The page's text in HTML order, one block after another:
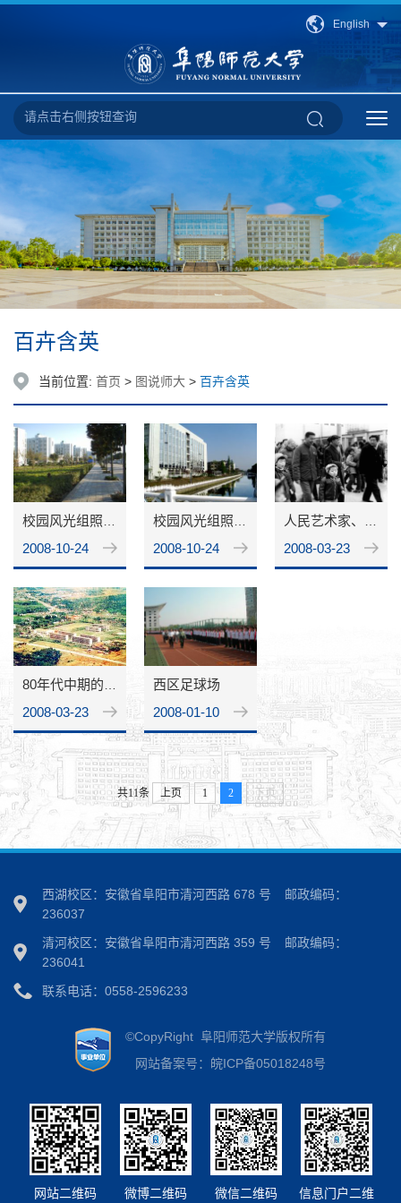
English
百卉含英
当前位置: 首页 > 图说师大 > 百卉含英
2008-10-24 2008-10-24 2008-03-23
80年代中期的校园
2008-03-23
西区足球场
2008-01-10
共11条 上页 1 2 下页
西湖校区：安徽省阜阳市清河西路 678 号
邮政编码：
236037
清河校区：安徽省阜阳市清河西路 359 号
邮政编码：
236041
联系电话：0558-2596233
©CopyRight 阜阳师范大学版权所有
网站备案号：皖ICP备05018248号
网站二维码 微博二维码 微信二维码 信息门户二维